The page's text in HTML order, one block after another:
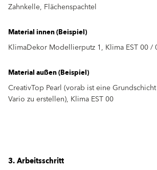
Zahnkelle, Flächenspachtel
Material innen (Beispiel)
KlimaDekor Modellierputz 1, Klima EST 00 /
Material außen (Beispiel)
CreativTop Pearl (vorab ist eine
Vario zu erstellen), Klima EST 00
3. Arbeitsschritt